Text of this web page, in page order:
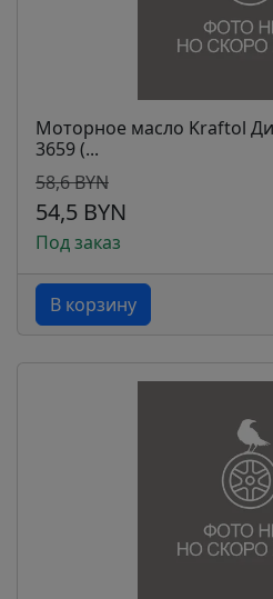
Моторное масло Kraftol
3659 (...
58,6 BYN
54,5 BYN
Под заказ
В корзину